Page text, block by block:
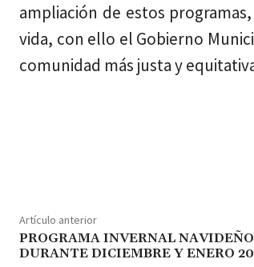
ampliación de estos
vida, con ello el Gobierno
comunidad más justa y
Artículo anterior
PROGRAMA INVERNAL
DURANTE DICIEMBRE Y ENERO